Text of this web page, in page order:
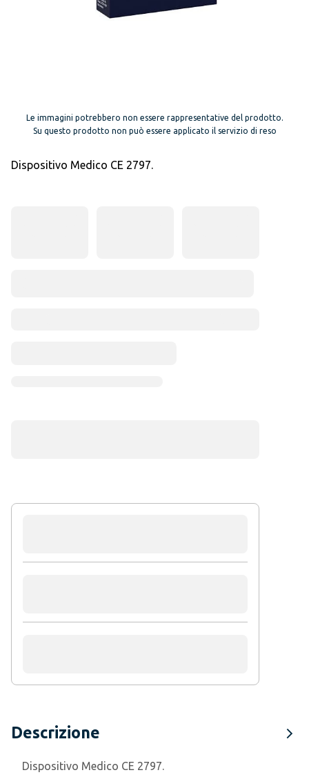
Le immagini potrebbero non essere rappresentative del prodotto.
Su questo prodotto non può essere applicato il servizio di reso
Dispositivo Medico CE 2797.
Descrizione
Dispositivo Medico CE 2797.